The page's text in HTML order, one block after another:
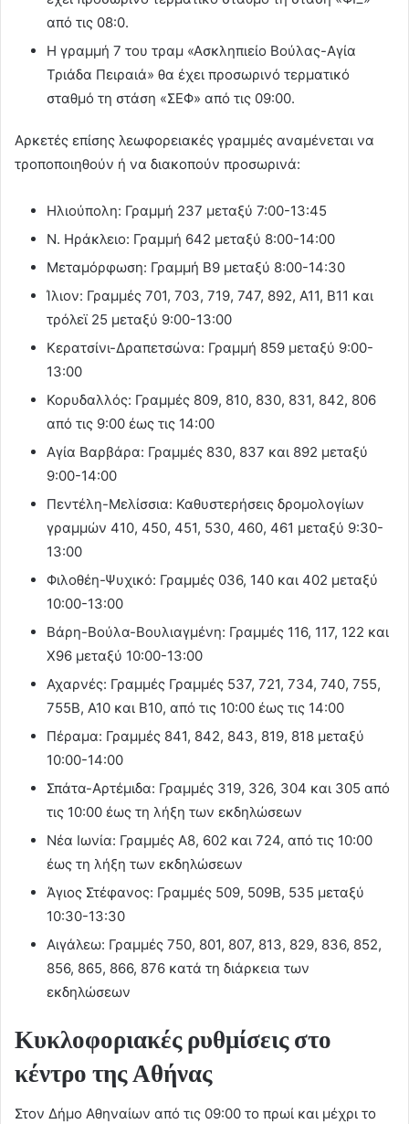
από τις 08:0.
Η γραμμή 7 του τραμ «Ασκληπιείο Βούλας-Αγία
Τριάδα Πειραιά» θα έχει προσωρινό τερματικό
σταθμό τη στάση «ΣΕΦ» από τις 09:00.
Αρκετές επίσης λεωφορειακές γραμμές αναμένεται να
τροποποιηθούν ή να διακοπούν προσωρινά:
Ηλιούπολη: Γραμμή 237 μεταξύ 7:00-13:45
Ν. Ηράκλειο: Γραμμή 642 μεταξύ 8:00-14:00
Μεταμόρφωση: Γραμμή Β9 μεταξύ 8:00-14:30
Ίλιον: Γραμμές 701, 703, 719, 747, 892, Α11, Β11 και
τρόλεϊ 25 μεταξύ 9:00-13:00
Κερατσίνι-Δραπετσώνα: Γραμμή 859 μεταξύ 9:00-
13:00
Κορυδαλλός: Γραμμές 809, 810, 830, 831, 842, 806
από τις 9:00 έως τις 14:00
Αγία Βαρβάρα: Γραμμές 830, 837 και 892 μεταξύ
9:00-14:00
Πεντέλη-Μελίσσια: Καθυστερήσεις δρομολογίων
γραμμών 410, 450, 451, 530, 460, 461 μεταξύ 9:30-
13:00
Φιλοθέη-Ψυχικό: Γραμμές 036, 140 και 402 μεταξύ
10:00-13:00
Βάρη-Βούλα-Βουλιαγμένη: Γραμμές 116, 117, 122 και
Χ96 μεταξύ 10:00-13:00
Αχαρνές: Γραμμές Γραμμές 537, 721, 734, 740, 755,
755Β, Α10 και Β10, από τις 10:00 έως τις 14:00
Πέραμα: Γραμμές 841, 842, 843, 819, 818 μεταξύ
10:00-14:00
Σπάτα-Αρτέμιδα: Γραμμές 319, 326, 304 και 305 από
τις 10:00 έως τη λήξη των εκδηλώσεων
Νέα Ιωνία: Γραμμές Α8, 602 και 724, από τις 10:00
έως τη λήξη των εκδηλώσεων
Άγιος Στέφανος: Γραμμές 509, 509Β, 535 μεταξύ
10:30-13:30
Αιγάλεω: Γραμμές 750, 801, 807, 813, 829, 836, 852,
856, 865, 866, 876 κατά τη διάρκεια των
εκδηλώσεων
Κυκλοφοριακές ρυθμίσεις στο
κέντρο της Αθήνας
Στον Δήμο Αθηναίων από τις 09:00 το πρωί και μέχρι το